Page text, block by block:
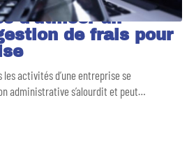
d’utiliser un
de frais pour
les activités d’une entreprise se
administrative s’alourdit et peut…